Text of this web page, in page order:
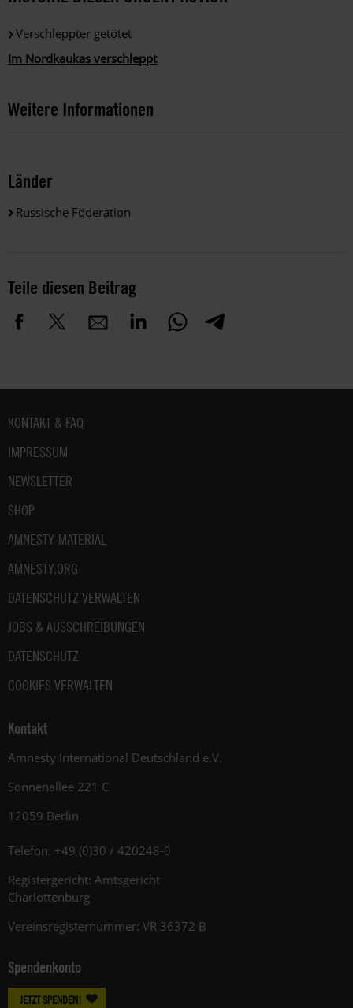
Verschleppter getötet
Im Nordkaukas verschleppt
Weitere Informationen
Länder
Russische Föderation
Teile diesen Beitrag
Fußbereich
KONTAKT & FAQ
IMPRESSUM
NEWSLETTER
SHOP
AMNESTY-MATERIAL
AMNESTY.ORG
DATENSCHUTZ VERWALTEN
JOBS & AUSSCHREIBUNGEN
DATENSCHUTZ
COOKIES VERWALTEN
Kontakt
Amnesty International Deutschland e.V.
Sonnenallee 221 C
12059 Berlin
Telefon: +49 (0)30 / 420248-0
Registergericht: Amtsgericht
Charlottenburg
Vereinsregisternummer: VR 36372 B
Spendenkonto
JETZT SPENDEN!